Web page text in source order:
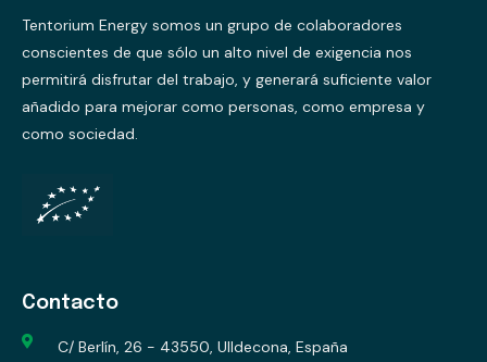
Tentorium Energy somos un grupo de colaboradores
conscientes de que sólo un alto nivel de exigencia nos
permitirá disfrutar del trabajo, y generará suficiente valor
añadido para mejorar como personas, como empresa y
como sociedad.
Contacto
C/ Berlín, 26 - 43550, Ulldecona, España